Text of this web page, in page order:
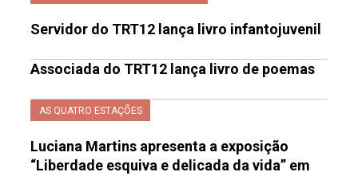
Servidor do TRT12 lança livro infantojuvenil
Associada do TRT12 lança livro de poemas
AS QUATRO ESTAÇÕES
Luciana Martins apresenta a exposição
“Liberdade esquiva e delicada da vida” em